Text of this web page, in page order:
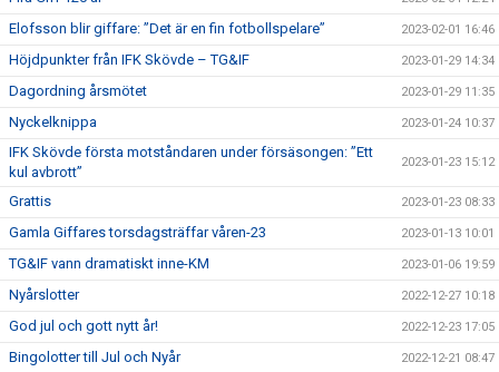
Elofsson blir giffare: ”Det är en fin fotbollspelare” 2023-02-01 16:46
Höjdpunkter från IFK Skövde – TG&IF 2023-01-29 14:34
Dagordning årsmötet 2023-01-29 11:35
Nyckelknippa 2023-01-24 10:37
IFK Skövde första motståndaren under försäsongen: ”Ett
kul avbrott”
2023-01-23 15:12
Grattis 2023-01-23 08:33
Gamla Giffares torsdagsträffar våren-23 2023-01-13 10:01
TG&IF vann dramatiskt inne-KM 2023-01-06 19:59
Nyårslotter 2022-12-27 10:18
God jul och gott nytt år! 2022-12-23 17:05
Bingolotter till Jul och Nyår 2022-12-21 08:47